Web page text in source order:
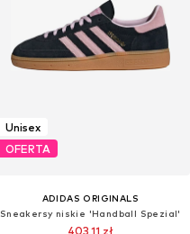
Unisex
OFERTA
ADIDAS ORIGINALS
Sneakersy niskie 'Handball Spezial'
403,11 zł